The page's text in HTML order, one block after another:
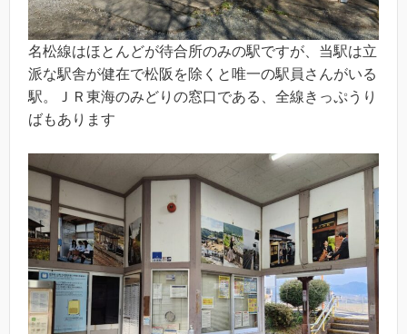
名松線はほとんどが待合所のみの駅ですが、当駅は立
派な駅舎が健在で松阪を除くと唯一の駅員さんがいる
駅。ＪＲ東海のみどりの窓口である、全線きっぷうり
ばもあります